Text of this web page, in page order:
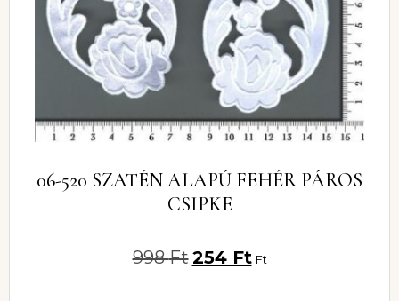
06-520 SZATÉN ALAPÚ FEHÉR PÁROS
CSIPKE
998Ft254 Ft Ft